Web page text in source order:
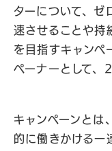
ターについて、ゼ
速させることや持
を目指すキャンペ
ペーナーとして、
キャンペーンとは
的に働きかける一